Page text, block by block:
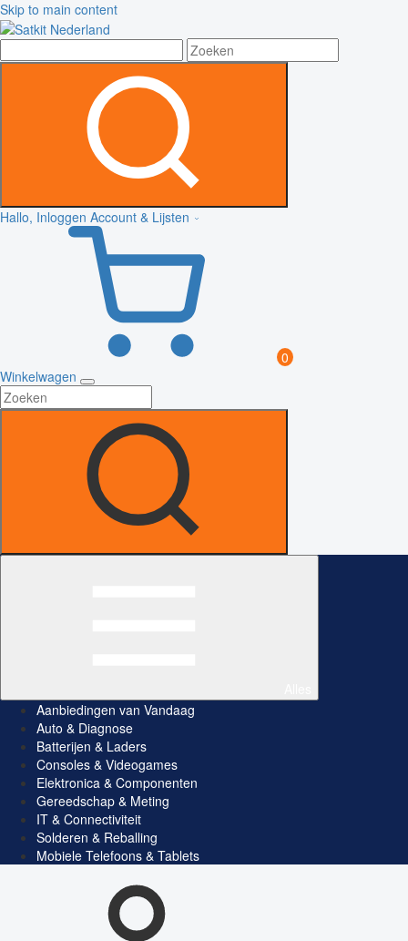
Skip to main content
Hallo, Inloggen Account & Lijsten
0
Winkelwagen
Aanbiedingen van Vandaag
Auto & Diagnose
Batterijen & Laders
Consoles & Videogames
Elektronica & Componenten
Gereedschap & Meting
IT & Connectiviteit
Solderen & Reballing
Mobiele Telefoons & Tablets